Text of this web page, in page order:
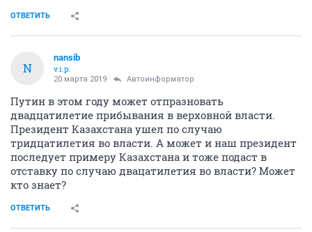
ОТВЕТИТЬ
N
nansib
v.i.p.
20 марта 2019 Автоинформатор
Путин в этом году может отпразновать
двадцатилетие прибывания в верховной власти.
Президент Казахстана ушел по случаю
тридцатилетия во власти. А может и наш президент
последует примеру Казахстана и тоже подаст в
отставку по случаю двацатилетия во власти? Может
кто знает?
ОТВЕТИТЬ